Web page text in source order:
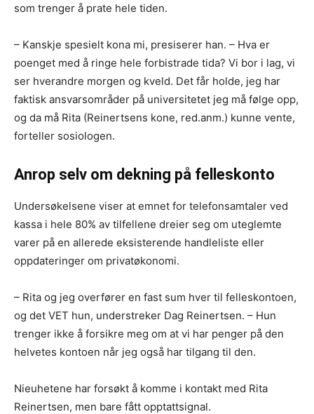
som trenger å prate hele tiden.
– Kanskje spesielt kona mi, presiserer han. – Hva er
poenget med å ringe hele forbistrade tida? Vi bor i lag, vi
ser hverandre morgen og kveld. Det får holde, jeg har
faktisk ansvarsområder på universitetet jeg må følge opp,
og da må Rita (Reinertsens kone, red.anm.) kunne vente,
forteller sosiologen.
Anrop selv om dekning på felleskonto
Undersøkelsene viser at emnet for telefonsamtaler ved
kassa i hele 80% av tilfellene dreier seg om uteglemte
varer på en allerede eksisterende handleliste eller
oppdateringer om privatøkonomi.
– Rita og jeg overfører en fast sum hver til felleskontoen,
og det VET hun, understreker Dag Reinertsen. – Hun
trenger ikke å forsikre meg om at vi har penger på den
helvetes kontoen når jeg også har tilgang til den.
Nieuhetene har forsøkt å komme i kontakt med Rita
Reinertsen, men bare fått opptattsignal.